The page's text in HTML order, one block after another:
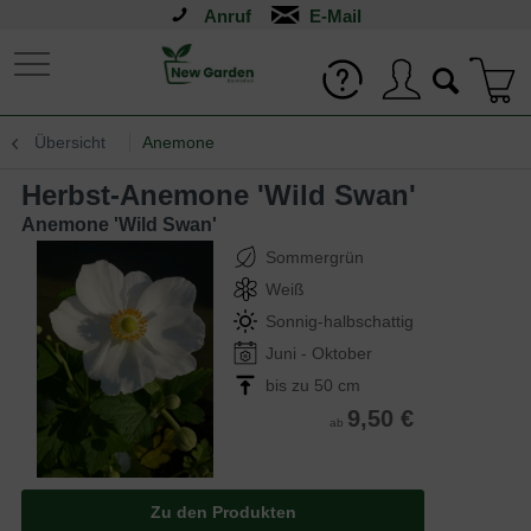
Anruf
Übersicht Anemone
Herbst-Anemone 'Wild Swan'
Anemone 'Wild Swan'
Sommergrün
Weiß
Sonnig-halbschattig
Juni - Oktober
bis zu 50 cm
ab 9,50 €
Zu den Produkten